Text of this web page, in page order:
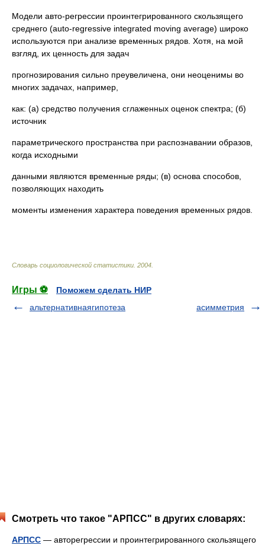
Модели авто-регрессии проинтегрированного скользящего
среднего (auto-regressive integrated moving average) широко
используются при анализе временных рядов. Хотя, на мой
взгляд, их ценность для задач
прогнозирования сильно преувеличена, они неоценимы во
многих задачах, например,
как: (а) средство получения сглаженных оценок спектра; (б)
источник
параметрического пространства при распознавании образов,
когда исходными
данными являются временные ряды; (в) основа способов,
позволяющих находить
моменты изменения характера поведения временных рядов.
Словарь социологической статистики 2004
Игры ⚽
Поможем сделать НИР
альтернативнаягипотеза
асимметрия
Смотреть что такое "АРПСС" в других словарях:
АРПСС — авторегрессии и проинтегрированного скользящего